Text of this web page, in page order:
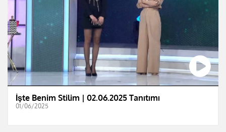
İşte Benim Stilim | 02.06.2025 Tanıtımı
01/06/2025